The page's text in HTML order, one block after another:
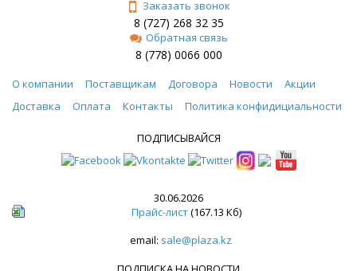
Заказать звонок
8 (727) 268 32 35
Обратная связь
8 (778) 0066 000
О компании Поставщикам Договора Новости
Акции
Доставка
Оплата Контакты Политика конфидициальности
ПОДПИСЫВАЙСЯ
30.06.2026
Прайс-лист(167.13 Кб)
email: sale@plaza.kz